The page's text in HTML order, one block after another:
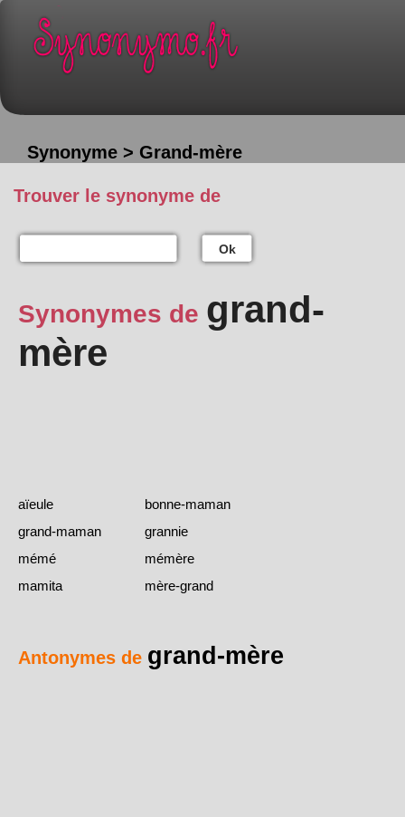
Synonyme > Grand-mère
Trouver le synonyme de
Ok
Synonymes de grand-
mère
aïeule
bonne-maman
grand-maman
grannie
mémé
mémère
mamita
mère-grand
Antonymes de grand-mère